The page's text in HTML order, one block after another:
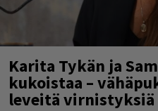
Karita Tykän ja
kukoistaa –
leveitä